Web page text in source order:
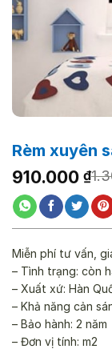
Rèm xuyên
Giá
gốc
là:
1.300.000
910.000 ₫
Giá
hiện
tại
là:
910.000 ₫.
Miễn phí tư vấn,
– Tình trạng: còn
– Xuất xứ: Hàn
– Khả năng cản
– Bảo hành: 2 năm
– Đơn vị tính: m2